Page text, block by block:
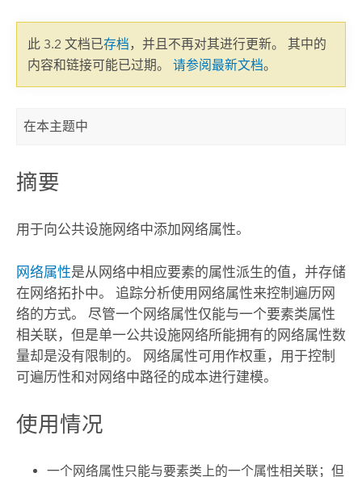
此 3.2 文档已存档，并且不再对其进行更新。 其中的
内容和链接可能已过期。 请参阅最新文档。
在本主题中
摘要
用于向公共设施网络中添加网络属性。
网络属性是从网络中相应要素的属性派生的值，并存储
在网络拓扑中。 追踪分析使用网络属性来控制遍历网
络的方式。 尽管一个网络属性仅能与一个要素类属性
相关联，但是单一公共设施网络所能拥有的网络属性数
量却是没有限制的。 网络属性可用作权重，用于控制
可遍历性和对网络中路径的成本进行建模。
使用情况
一个网络属性只能与要素类上的一个属性相关联；但